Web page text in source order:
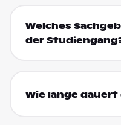
Welches
der
Wie lange dauert